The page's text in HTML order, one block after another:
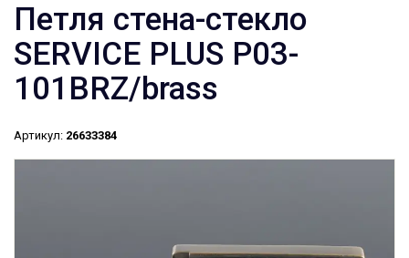
Петля стена-стекло
SERVICE PLUS P03-
101BRZ/brass
Артикул: 26633384